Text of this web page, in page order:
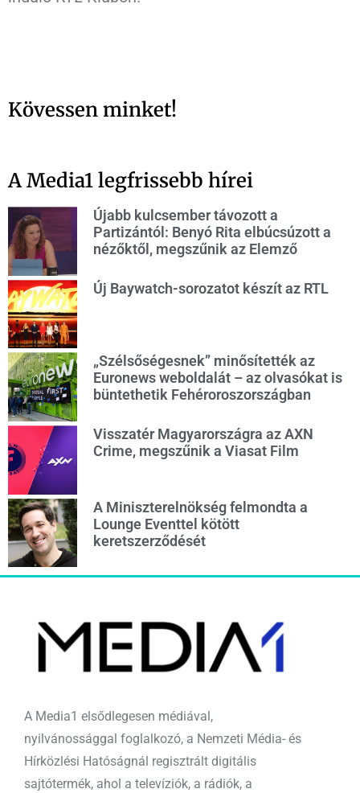
Kövessen minket!
A Media1 legfrissebb hírei
Újabb kulcsember távozott a
Partizántól: Benyó Rita elbúcsúzott a
nézőktől, megszűnik az Elemző
Új Baywatch-sorozatot készít az RTL
„Szélsőségesnek” minősítették az
Euronews weboldalát – az olvasókat is
büntethetik Fehéroroszországban
Visszatér Magyarországra az AXN
Crime, megszűnik a Viasat Film
A Miniszterelnökség felmondta a
Lounge Eventtel kötött
keretszerződését
A Media1 elsődlegesen médiával,
nyilvánossággal foglalkozó, a Nemzeti Média- és
Hírközlési Hatóságnál regisztrált digitális
sajtótermék, ahol a televíziók, a rádiók, a